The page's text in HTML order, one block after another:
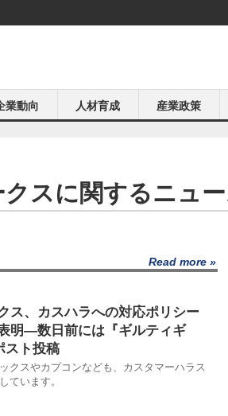
業動向 人材育成 産業政策
スに関するニュ
Read more
ス、カスハラへの対応ポリシー
明―数日前には『ギルティギ
スト投稿
クスやカプコンなども、カスタマーハラス
ています。